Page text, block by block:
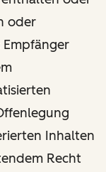
oder
Empfänger
Inhalten
Recht